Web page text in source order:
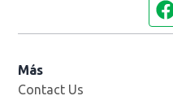
Más
Contact Us